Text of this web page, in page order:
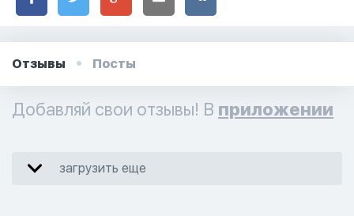
Отзывы Посты
Добавляй свои отзывы! В приложении
загрузить еще